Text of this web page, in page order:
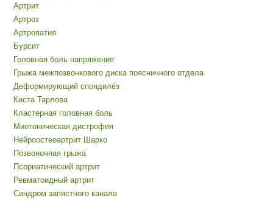
Артрит
Артроз
Артропатия
Бурсит
Головная боль напряжения
Грыжа межпозвонкового диска поясничного отдела
Деформирующий спондилёз
Киста Тарлова
Кластерная головная боль
Миотоническая дистрофия
Нейроостеоартрит Шарко
Позвоночная грыжа
Псориатический артрит
Ревматоидный артрит
Синдром запястного канала